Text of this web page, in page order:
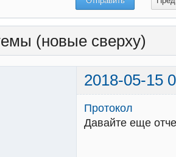
(новые сверху)
2018-05-15
Протокол
Давайте еще